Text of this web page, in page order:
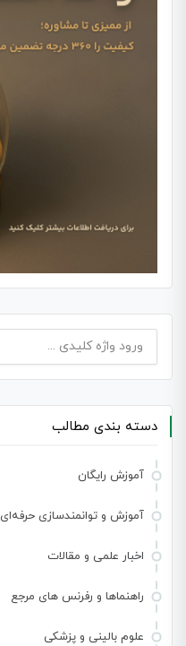
جستجو
برای:
دسته بندی مطالب
آموزش رایگان
آموزش و توانمندسازی حرفه‌ای
اخبار علمی و مقالات
راهنماها و رفرنس های مرجع
علوم بالینی و پزشکی